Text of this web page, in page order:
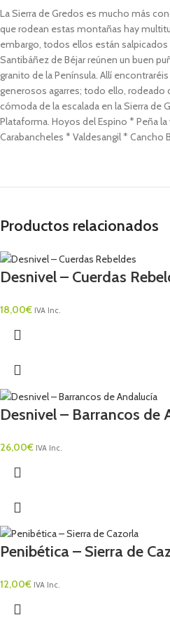
La Sierra de Gredos es mucho más
que rodean estas montañas hay
embargo, todos ellos están salpicados
Santibáñez de Béjar reúnen un buen
granito de la Península. Allí
generosos agarres; todo ello, rodeado
cómoda de la escalada en la Sierra de
Plataforma. Hoyos del Espino * Peña
Carabancheles * Valdesangil * Cancho
Productos relacionados
Desnivel – Cuerdas
18,00€ IVA Inc.
Desnivel – Barrancos de
26,00€ IVA Inc.
Penibética – Sierra de
12,00€ IVA Inc.